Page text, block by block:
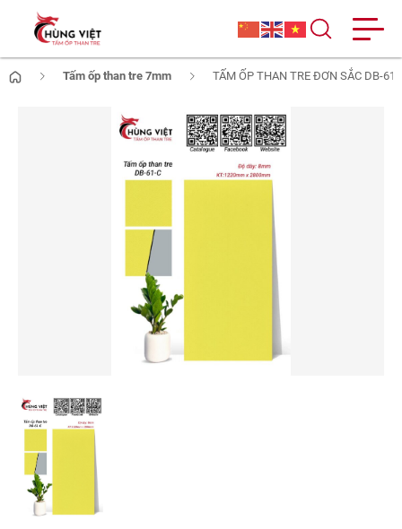
Tấm ốp than tre 7mm TẤM ỐP THAN TRE ĐƠN SẮC DB-61C